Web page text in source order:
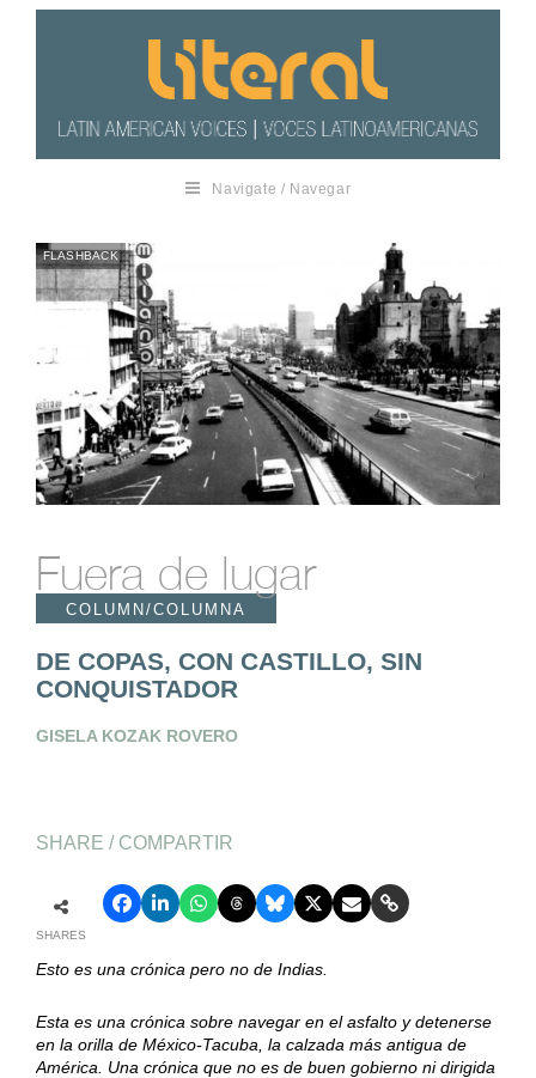
Navigate / Navegar
FLASHBACK
Fuera de lugar
COLUMN/COLUMNA
DE COPAS, CON CASTILLO, SIN
CONQUISTADOR
GISELA KOZAK ROVERO
SHARE / COMPARTIR
SHARES
Esto es una crónica pero no de Indias.
Esta es una crónica sobre navegar en el asfalto y detenerse
en la orilla de México-Tacuba, la calzada más antigua de
América. Una crónica que no es de buen gobierno ni dirigida